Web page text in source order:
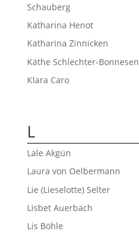
Schauberg
Katharina Henot
Katharina Zinnicken
Käthe Schlechter-Bonnesen
Klara Caro
L
Lale Akgün
Laura von Oelbermann
Lie (Lieselotte) Selter
Lisbet Auerbach
Lis Böhle